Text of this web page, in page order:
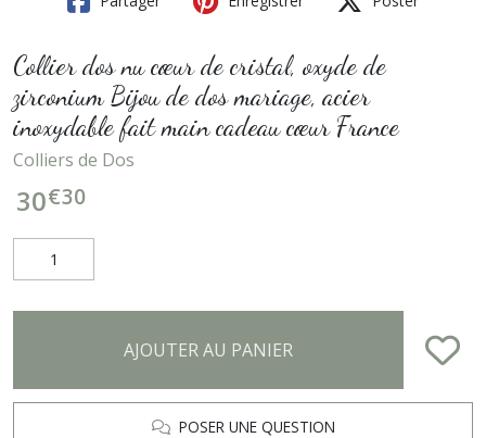
Collier dos nu cœur de cristal, oxyde de
zirconium Bijou de dos mariage, acier
inoxydable fait main cadeau cœur France
Colliers de Dos
30€30
AJOUTER AU PANIER
POSER UNE QUESTION